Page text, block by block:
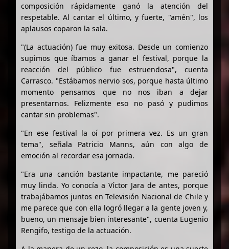
composición rápidamente ganó la atención del
respetable. Al cantar el último, y fuerte, "amén", los
aplausos coparon la sala.
"(La actuación) fue muy exitosa. Desde un comienzo
supimos que íbamos a ganar el festival, porque la
reacción del público fue estruendosa", cuenta
Carrasco. "Estábamos nervio sos, porque hasta último
momento pensamos que no nos iban a dejar
presentarnos. Felizmente eso no pasó y pudimos
cantar sin problemas".
"En ese festival la oí por primera vez. Es un gran
tema", señala Patricio Manns, aún con algo de
emoción al recordar esa jornada.
"Era una canción bastante impactante, me pareció
muy linda. Yo conocía a Víctor Jara de antes, porque
trabajábamos juntos en Televisión Nacional de Chile y
me parece que con ella logró llegar a la gente joven y,
bueno, un mensaje bien interesante", cuenta Eugenio
Rengifo, testigo de la actuación.